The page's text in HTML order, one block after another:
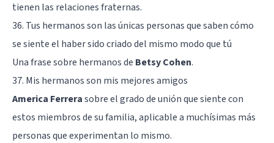
tienen las relaciones fraternas.
36. Tus hermanos son las únicas personas que saben cómo
se siente el haber sido criado del mismo modo que tú
Una frase sobre hermanos de Betsy Cohen.
37. Mis hermanos son mis mejores amigos
America Ferrerasobre el grado de unión que siente con
estos miembros de su familia, aplicable a muchísimas más
personas que experimentan lo mismo.